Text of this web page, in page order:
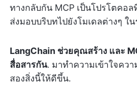
ทางกลับกัน MCP เป็นโปรโตคอ
ส่งมอบบริบทไปยังโมเดลต่างๆ ใ
LangChain ช่วยคุณสร้าง และ
สื่อสารกัน. มาทำความเข้าใจคว
สองสิ่งนี้ให้ดีขึ้น.